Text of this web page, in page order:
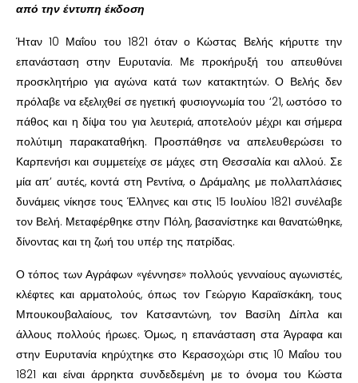
από την έντυπη έκδοση
Ήταν 10 Μαΐου του 1821 όταν ο Κώστας Βελής κήρυττε την
επανάσταση στην Ευρυτανία. Με προκήρυξή του απευθύνει
προσκλητήριο για αγώνα κατά των κατακτητών. Ο Βελής δεν
πρόλαβε να εξελιχθεί σε ηγετική φυσιογνωμία του ‘21, ωστόσο το
πάθος και η δίψα του για λευτεριά, αποτελούν μέχρι και σήμερα
πολύτιμη παρακαταθήκη. Προσπάθησε να απελευθερώσει το
Καρπενήσι και συμμετείχε σε μάχες στη Θεσσαλία και αλλού. Σε
μία απ’ αυτές, κοντά στη Ρεντίνα, ο Δράμαλης με πολλαπλάσιες
δυνάμεις νίκησε τους Έλληνες και στις 15 Ιουλίου 1821 συνέλαβε
τον Βελή. Μεταφέρθηκε στην Πόλη, βασανίστηκε και θανατώθηκε,
δίνοντας και τη ζωή του υπέρ της πατρίδας.
Ο τόπος των Αγράφων «γέννησε» πολλούς γενναίους αγωνιστές,
κλέφτες και αρματολούς, όπως τον Γεώργιο Καραϊσκάκη, τους
Μπουκουβαλαίους, τον Κατσαντώνη, τον Βασίλη Δίπλα και
άλλους πολλούς ήρωες. Όμως, η επανάσταση στα Άγραφα και
στην Ευρυτανία κηρύχτηκε στο Κερασοχώρι στις 10 Μαΐου του
1821 και είναι άρρηκτα συνδεδεμένη με το όνομα του Κώστα